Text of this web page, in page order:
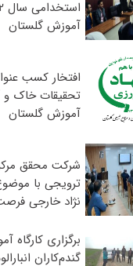
آموزش گلستان
افتخار کسب
تحقیقات خاک و
آموزش گلستان
شرکت محقق
ترویجی با
نژاد خارجی
برگزاری کارگاه
گندم‌کاران